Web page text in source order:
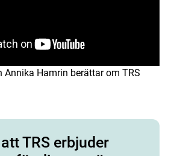
Annika Hamrin berättar om TRS
TRS erbjuder